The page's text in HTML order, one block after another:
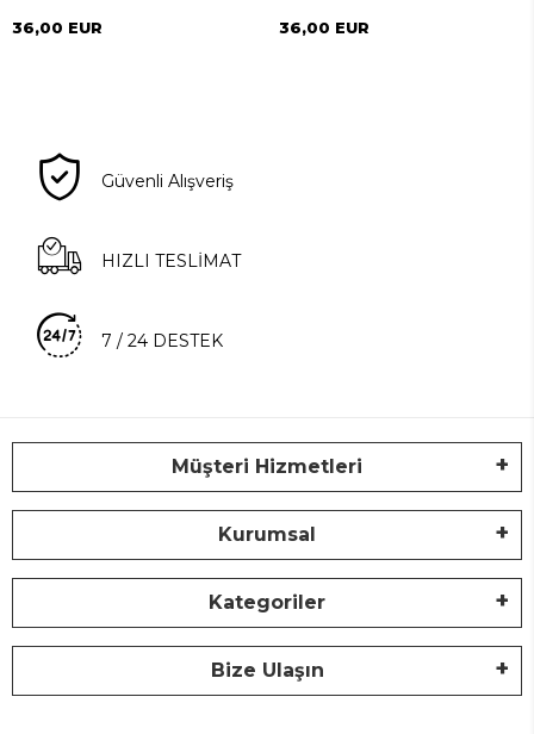
36,00 EUR 36,00 EUR
Güvenli Alışveriş
HIZLI TESLİMAT
7 / 24 DESTEK
Müşteri Hizmetleri
Kurumsal
Kategoriler
Bize Ulaşın